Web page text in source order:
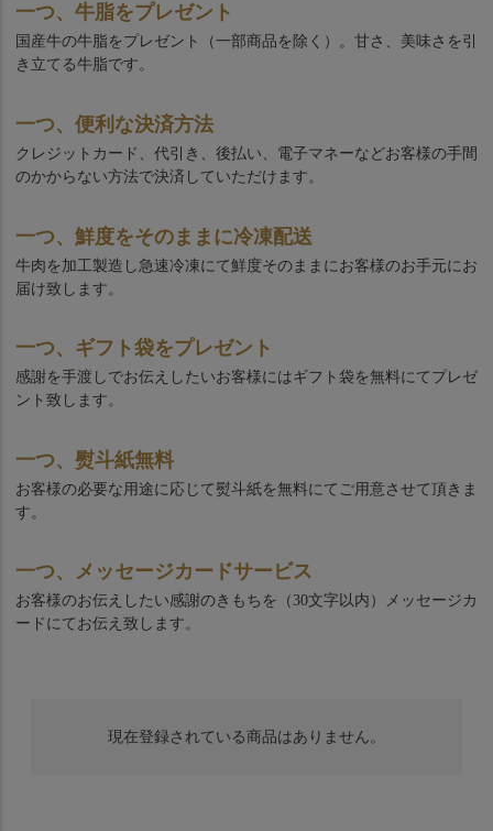
一つ、牛脂をプレゼント
国産牛の牛脂をプレゼント（一部商品を除く）。甘さ、美味さを引
き立てる牛脂です。
一つ、便利な決済方法
クレジットカード、代引き、後払い、電子マネーなどお客様の手間
のかからない方法で決済していただけます。
一つ、鮮度をそのままに冷凍配送
牛肉を加工製造し急速冷凍にて鮮度そのままにお客様のお手元にお
届け致します。
一つ、ギフト袋をプレゼント
感謝を手渡しでお伝えしたいお客様にはギフト袋を無料にてプレゼ
ント致します。
一つ、熨斗紙無料
お客様の必要な用途に応じて熨斗紙を無料にてご用意させて頂きま
す。
一つ、メッセージカードサービス
お客様のお伝えしたい感謝のきもちを（30文字以内）メッセージカ
ードにてお伝え致します。
現在登録されている商品はありません。